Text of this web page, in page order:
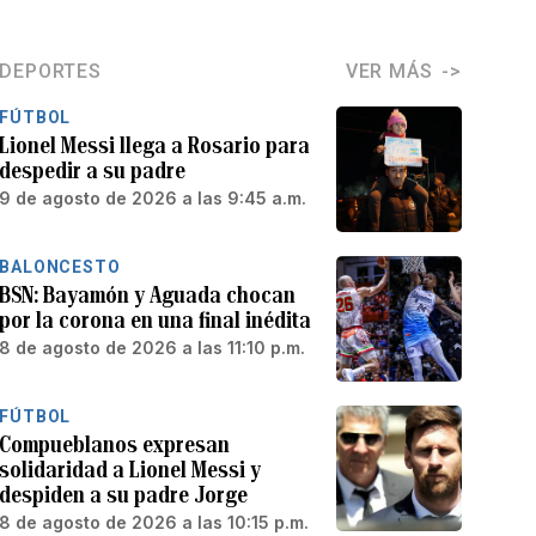
DEPORTES VER MÁS
FÚTBOL
Lionel Messi llega a Rosario para
despedir a su padre
9 de agosto de 2026 a las 9:45 a.m.
BALONCESTO
BSN: Bayamón y Aguada chocan
por la corona en una final inédita
8 de agosto de 2026 a las 11:10 p.m.
FÚTBOL
Compueblanos expresan
solidaridad a Lionel Messi y
despiden a su padre Jorge
8 de agosto de 2026 a las 10:15 p.m.